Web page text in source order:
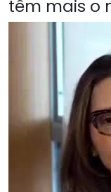
têm mais o